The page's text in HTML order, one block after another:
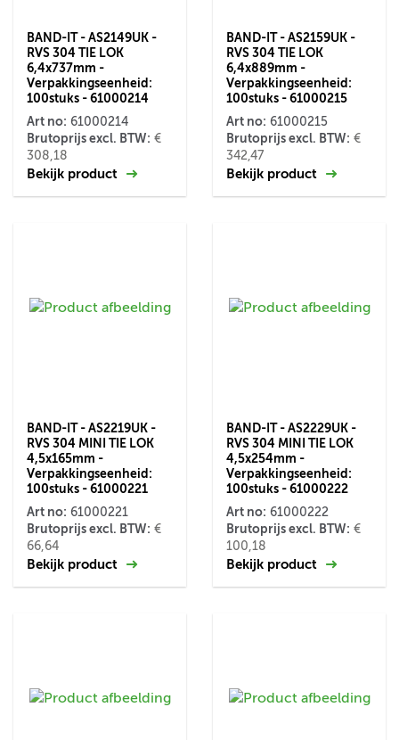
BAND-IT - AS2149UK -
RVS 304 TIE LOK
6,4x737mm -
Verpakkingseenheid:
100stuks - 61000214
Art no: 61000214
Brutoprijs excl. BTW: €
308,18
Bekijk product
BAND-IT - AS2159UK -
RVS 304 TIE LOK
6,4x889mm -
Verpakkingseenheid:
100stuks - 61000215
Art no: 61000215
Brutoprijs excl. BTW: €
342,47
Bekijk product
BAND-IT - AS2219UK -
RVS 304 MINI TIE LOK
4,5x165mm -
Verpakkingseenheid:
100stuks - 61000221
Art no: 61000221
Brutoprijs excl. BTW: €
66,64
Bekijk product
BAND-IT - AS2229UK -
RVS 304 MINI TIE LOK
4,5x254mm -
Verpakkingseenheid:
100stuks - 61000222
Art no: 61000222
Brutoprijs excl. BTW: €
100,18
Bekijk product